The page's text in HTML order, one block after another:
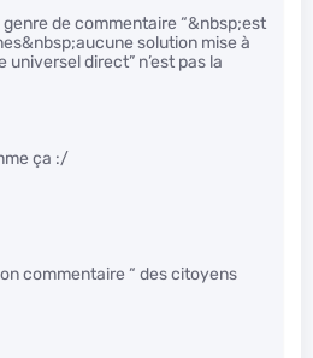
genre de commentaire “&nbsp;est
solution mise à
universel direct” n’est pas la
ça :/
commentaire “ des citoyens